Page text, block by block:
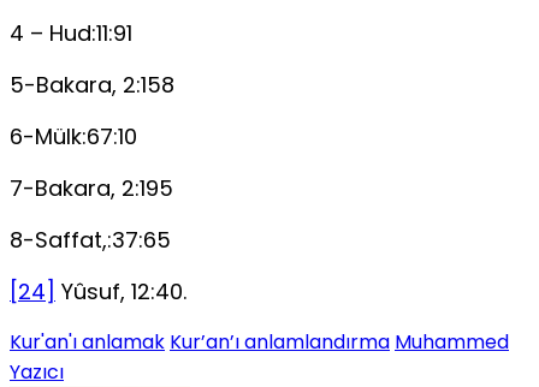
4 – Hud:11:91
5-Bakara, 2:158
6-Mülk:67:10
7-Bakara, 2:195
8-Saffat,:37:65
[24] Yûsuf, 12:40.
Kur'an'ı anlamak Kur’an’ı anlamlandırma Muhammed
Yazıcı